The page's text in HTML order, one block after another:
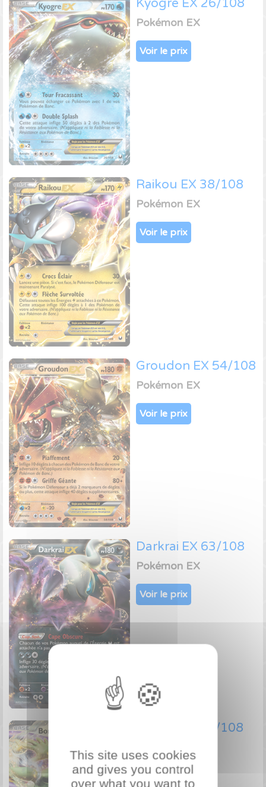
Kyogre EX 26/108
Pokémon EX
Voir le prix
Raikou EX 38/108
Pokémon EX
Voir le prix
Groudon EX 54/108
Pokémon EX
Voir le prix
Darkrai EX 63/108
Pokémon EX
Voir le prix
Boréas EX 90/108
Pokémon EX
Voir le prix
This site uses cookies
and gives you control
over what you want to